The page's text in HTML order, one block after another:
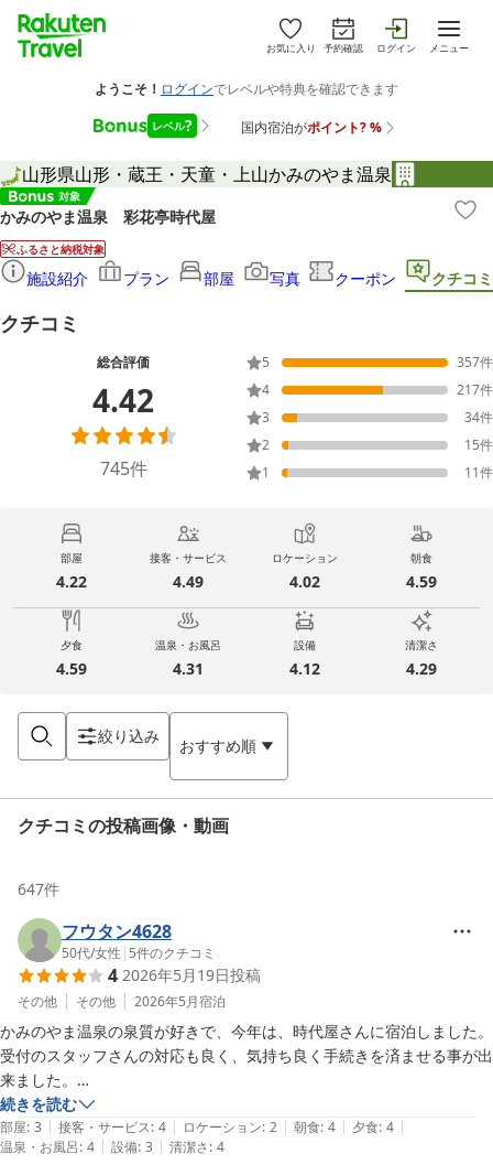
お気に入り 予約確認 ログイン メニュー
山形県山形・蔵王・天童・上山かみのやま温泉
かみのやま温泉 彩花亭時代屋
ふるさと納税対象
施設紹介 プラン 部屋 写真 クーポン クチコミ
クチコミ
総合評価
4.42
745件
5 357件
4
217件
3
34件
2
15件
1
11件
部屋
4.22
接客・サービス
4.49
ロケーション
4.02
朝食
4.59
夕食
4.59
温泉・お風呂
4.31
設備
4.12
清潔さ
4.29
絞り込み おすすめ順
クチコミの投稿画像・動画
647件
フウタン4628
50代/女性 | 5件のクチコミ
4 2026年5月19日投稿
その他 その他 2026年5月宿泊
かみのやま温泉の泉質が好きで、今年は、時代屋さんに宿泊しました。
受付のスタッフさんの対応も良く、気持ち良く手続きを済ませる事が出
来ました。
部屋の眺望は、古窯さんがある為決して良いとは言えなかったです。
それと、部屋が配膳室の近くだった為夕食、朝食時は音が気になってし
まいました。
続きを読む
部屋: 3 | 接客・サービス: 4 | ロケーション: 2 | 朝食: 4 | 夕食: 4 |
温泉・お風呂: 4 | 設備: 3 | 清潔さ: 4